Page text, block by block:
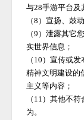
与28手游平台及
（8）宣扬、鼓
（9）泄露其它
实世界信息；
（ 10）宣传或
精神文明建设的
主义等内容；
（ 11）其他不
为。